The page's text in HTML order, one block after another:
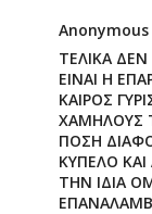
Anonymous
ΤΕΛΙΚΑ
ΕΙΝΑΙ Η
ΚΑΙΡΟΣ
ΧΑΜΗΛΟΥΣ
ΠΟΣΗ
ΚΥΠΕΛΟ
ΤΗΝ ΙΔΙΑ